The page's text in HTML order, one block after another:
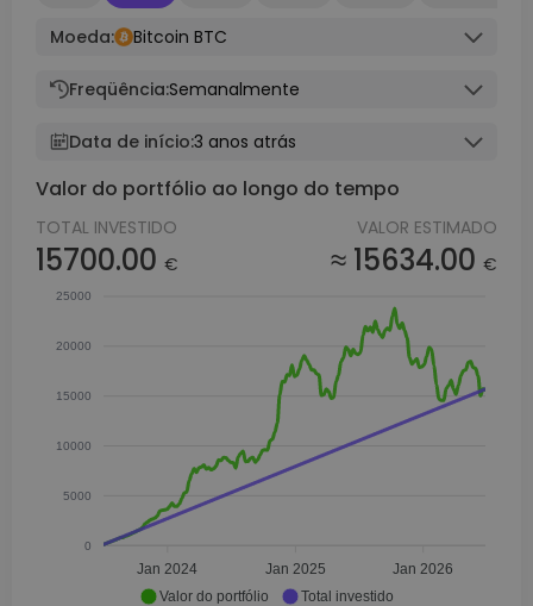
Moeda:
Bitcoin BTC
Freqüência:Semanalmente
Data de início:3 anos atrás
Valor do portfólio ao longo do tempo
TOTAL INVESTIDO
15700.00 €
VALOR ESTIMADO
≈ 15634.00 €
25000
20000
15000
10000
5000
0
Jan 2024 Jan 2025 Jan 2026
Valor do portfólio Total investido